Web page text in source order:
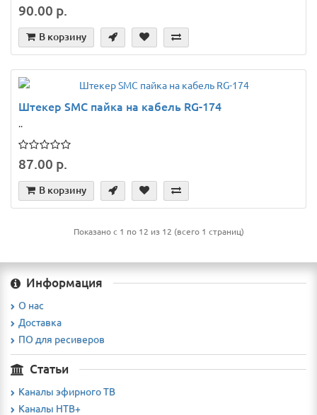
90.00 р.
В корзину
Штекер SMС пайка на кабель RG-174
..
87.00 р.
В корзину
Показано с 1 по 12 из 12 (всего 1 страниц)
Информация
О нас
Доставка
ПО для ресиверов
Статьи
Каналы эфирного ТВ
Каналы НТВ+